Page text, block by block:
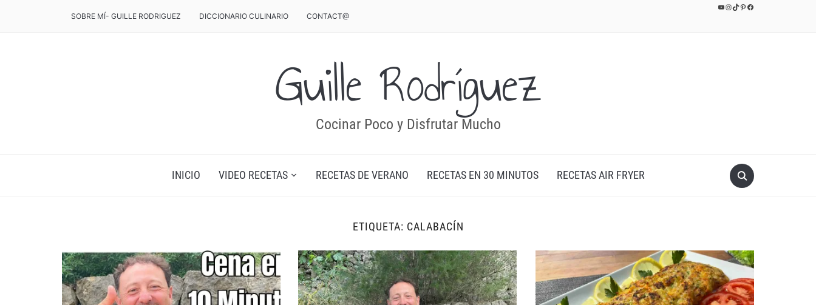
YouTube
Instagram
TikTok
Pinterest
Facebook
SOBRE MÍ- GUILLE RODRIGUEZ DICCIONARIO CULINARIO CONTACT@
Guille Rodríguez
Cocinar Poco y Disfrutar Mucho
INICIO VIDEO RECETAS RECETAS DE VERANO RECETAS EN 30 MINUTOS RECETAS AIR FRYER
ETIQUETA: CALABACÍN